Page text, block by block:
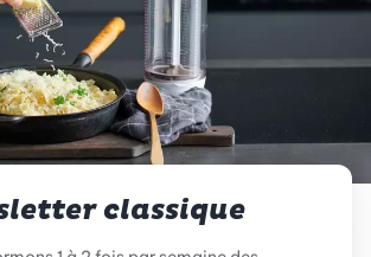
classique